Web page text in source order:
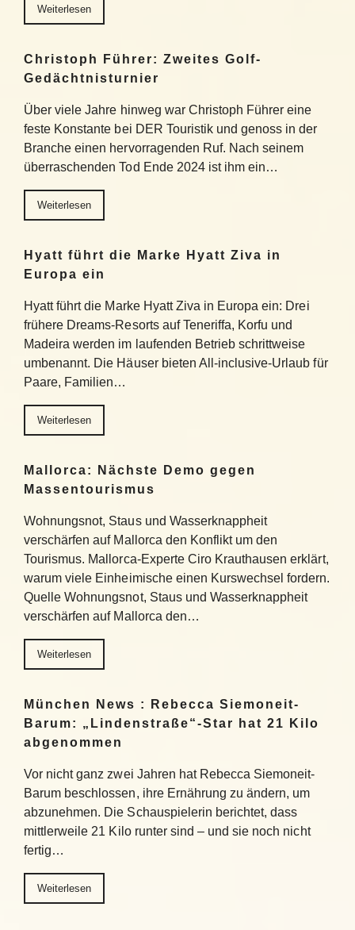
Weiterlesen
Christoph Führer: Zweites Golf-
Gedächtnisturnier
Über viele Jahre hinweg war Christoph Führer eine
feste Konstante bei DER Touristik und genoss in der
Branche einen hervorragenden Ruf. Nach seinem
überraschenden Tod Ende 2024 ist ihm ein…
Weiterlesen
Hyatt führt die Marke Hyatt Ziva in
Europa ein
Hyatt führt die Marke Hyatt Ziva in Europa ein: Drei
frühere Dreams-Resorts auf Teneriffa, Korfu und
Madeira werden im laufenden Betrieb schrittweise
umbenannt. Die Häuser bieten All-inclusive-Urlaub für
Paare, Familien…
Weiterlesen
Mallorca: Nächste Demo gegen
Massentourismus
Wohnungsnot, Staus und Wasserknappheit
verschärfen auf Mallorca den Konflikt um den
Tourismus. Mallorca-Experte Ciro Krauthausen erklärt,
warum viele Einheimische einen Kurswechsel fordern.
Quelle Wohnungsnot, Staus und Wasserknappheit
verschärfen auf Mallorca den…
Weiterlesen
München News : Rebecca Siemoneit-
Barum: „Lindenstraße“-Star hat 21 Kilo
abgenommen
Vor nicht ganz zwei Jahren hat Rebecca Siemoneit-
Barum beschlossen, ihre Ernährung zu ändern, um
abzunehmen. Die Schauspielerin berichtet, dass
mittlerweile 21 Kilo runter sind – und sie noch nicht
fertig…
Weiterlesen